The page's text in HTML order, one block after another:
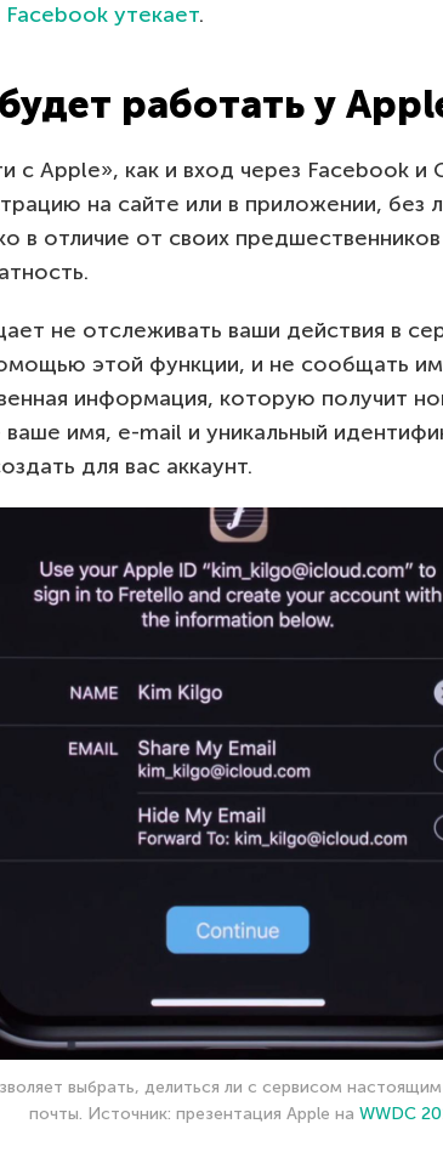
утекает.
работать у
с Apple», как и вход через Facebook и
на сайте или в приложении, без
в отличие от своих
не отслеживать ваши действия в
этой функции, и не сообщать им
информация, которую получит
имя, e-mail и уникальный
для вас аккаунт.
выбрать, делиться ли с сервисом
почты. Источник: презентация Apple на WWDC